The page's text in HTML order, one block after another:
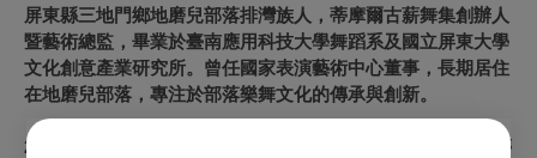
屏東縣三地門鄉地磨兒部落排灣族人，蒂摩爾古薪舞集創辦人
暨藝術總監，畢業於臺南應用科技大學舞蹈系及國立屏東大學
文化創意產業研究所。曾任國家表演藝術中心董事，長期居住
在地磨兒部落，專注於部落樂舞文化的傳承與創新。
2006年創立臺灣首支以排灣族文化為主體的當代全職舞團「蒂